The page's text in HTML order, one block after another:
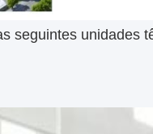
seguintes unidades